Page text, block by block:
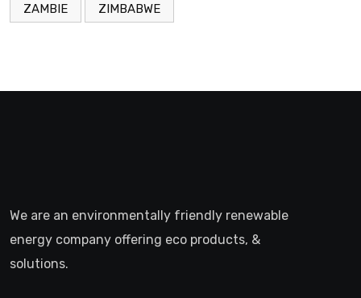
ZAMBIE ZIMBABWE
We are an environmentally friendly renewable
energy company offering eco products, &
solutions.